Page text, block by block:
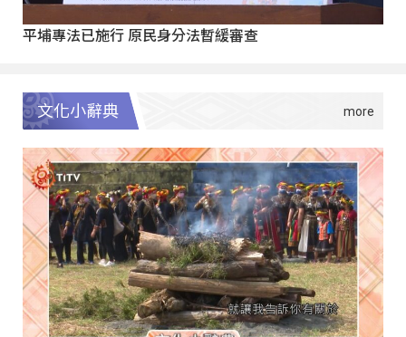
平埔專法已施行 原民身分法暫緩審查
文化小辭典